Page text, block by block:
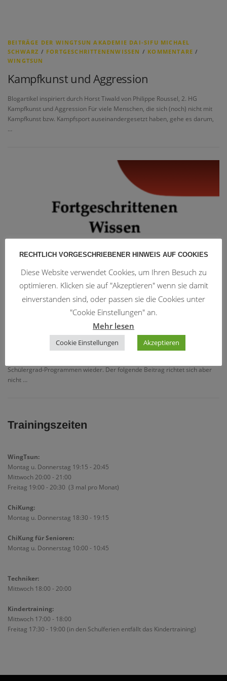
BEITRÄGE DER WINGTSUN AKADEMIE DAI-SIFU MICHAEL
SCHWARZ / FORTGESCHRITTENENWISSEN / KOMMENTARE /
WINGTSUN
Kampfkunst und Aggression
Blogartikel inspiriert durch Horst Tiwald von Philippe Roussel, 2. HG
Kampfkunst und Aggression Für viele Menschen, die sich (noch) nicht mit
Kampfkunst bzw. Kampfsport auseinandergesetzt haben, gehe es darum,
…
BEITRÄGE DER WINGTSUN AKADEMIE DAI-SIFU MICHAEL
SCHWARZ
FORTGESCHRITTENENWISSEN WINGTSUN
Fortgeschrittenenwissen: Die erste Sektion
Die erste Sektion ChiSao gehört nicht nur zum Programm für den ersten
Schülergrad-Programmen wieder. Der folgende Beitrag richtet sich aber
nicht …
Trainingszeiten
WingTsun:
Montag u. Donnerstag 19:15 - 20:45
Mittwoch 20:00 - 21:00
Freitag 19:00 - 20:30 (3 mal pro Monat)
ChiKung:
Montag u. Donnerstag 18:30 - 19:15
ChiKung für Senioren:
Montag u. Donnerstag 10:00 - 10:45
Techniker:
Mittwoch 18:00 - 20:00
Kindertraining:
Mittwoch 17:00 - 18:00
Freitag 17:30 - 19:00 (in den Schulferien entfällt das Kindertraining)
RECHTLICH VORGESCHRIEBENER HINWEIS AUF COOKIES
Diese Website verwendet Cookies, um Ihren Besuch zu
optimieren. Klicken sie auf "Akzeptieren" wenn sie damit
einverstanden sind, oder passen sie die Cookies unter
"Cookie Einstellungen" an.
Mehr lesen
Cookie Einstellungen Akzeptieren